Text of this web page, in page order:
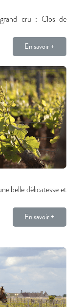
cru : Clos de
En savoir +
belle délicatesse et
En savoir +